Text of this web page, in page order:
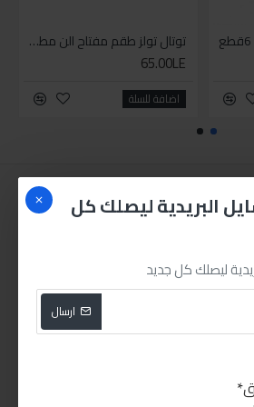
البريدية ليصلك كل
ليصلك كل جديد
ارسال
توتال تولز طقم مفتاح الن مطواة
65.00LE
اضافة للسلة